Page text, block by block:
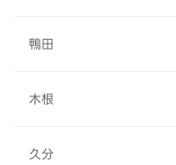
鴨田
木根
久分